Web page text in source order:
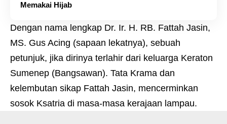
Memakai Hijab
Dengan nama lengkap Dr. Ir. H. RB. Fattah Jasin,
MS. Gus Acing (sapaan lekatnya), sebuah
petunjuk, jika dirinya terlahir dari keluarga Keraton
Sumenep (Bangsawan). Tata Krama dan
kelembutan sikap Fattah Jasin, mencerminkan
sosok Ksatria di masa-masa kerajaan lampau.